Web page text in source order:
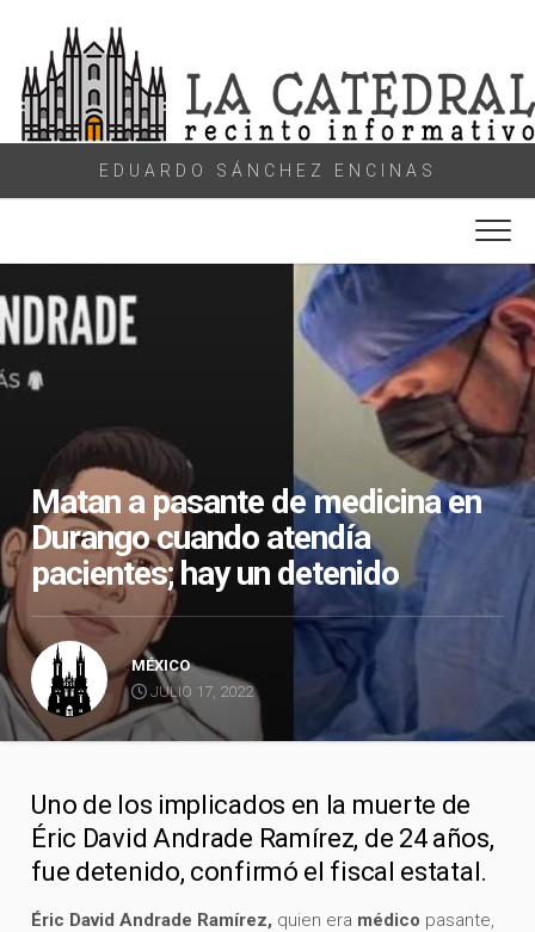
content
EDUARDO SÁNCHEZ ENCINAS
Matan a pasante de medicina en
Durango cuando atendía
pacientes; hay un detenido
MÉXICO
JULIO 17, 2022
Uno de los implicados en la muerte de
Éric David Andrade Ramírez, de 24 años,
fue detenido, confirmó el fiscal estatal.
Éric David Andrade Ramírez, quien era médico pasante,